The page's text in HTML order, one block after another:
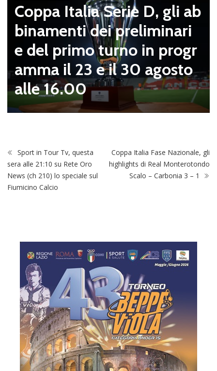
Coppa Italia Serie D, gli ab
binamenti dei preliminari
e del primo turno in progr
amma il 23 e il 30 agosto
alle 16.00
Sport in Tour Tv, questa
sera alle 21:10 su Rete Oro
News (ch 210) lo speciale sul
Fiumicino Calcio
Coppa Italia Fase Nazionale, gli
highlights di Real Monterotondo
Scalo – Carbonia 3 – 1